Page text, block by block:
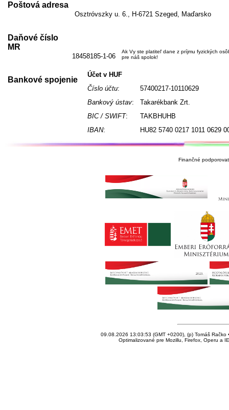
Poštová adresa
Osztróvszky u. 6., H-6721 Szeged, Maďarsko
Daňové číslo
MR
18458185-1-06
Ak Vy ste platiteľ dane z príjmu fyzických
pre náš spolok!
Bankové spojenie
Účet v HUF
Číslo účtu:
57400217-10110629
Bankový ústav:
Takarékbank Zrt.
BIC / SWIFT:
TAKBHUHB
IBAN: HU82 5740 0217 1011 0629
Finančné
09.08.2026 13:03:53 (GMT +0200), (p) Tomáš Račko
Optimalizované pre Mozillu, Firefox, Operu a